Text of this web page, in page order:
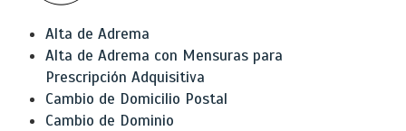
Alta de Adrema
Alta de Adrema con Mensuras para
Prescripción Adquisitiva
Cambio de Domicilio Postal
Cambio de Dominio